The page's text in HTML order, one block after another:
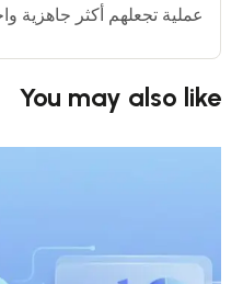
عملية تجعلهم أكثر جاهزية
You may also like